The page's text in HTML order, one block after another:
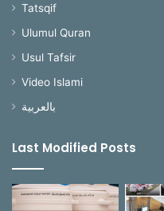
Tatsqif
Ulumul Quran
Usul Tafsir
Video Islami
بالعربية
Last Modified Posts